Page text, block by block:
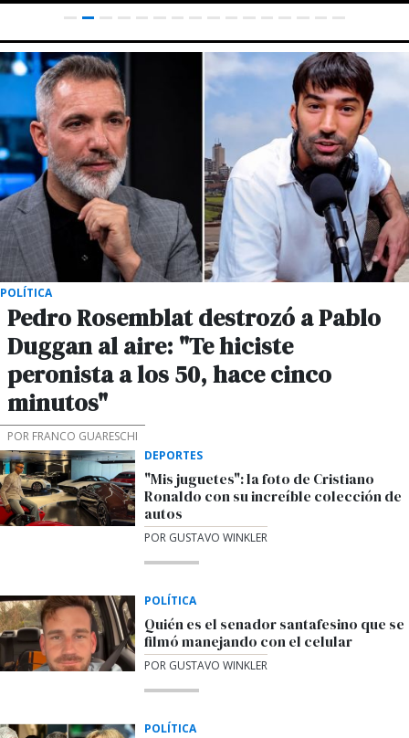
POLÍTICA
Pedro Rosemblat destrozó a Pablo
Duggan al aire: "Te hiciste
peronista a los 50, hace cinco
minutos"
POR FRANCO GUARESCHI
DEPORTES
"Mis juguetes": la foto de Cristiano
Ronaldo con su increíble colección de
autos
POR GUSTAVO WINKLER
POLÍTICA
Quién es el senador santafesino que se
filmó manejando con el celular
POR GUSTAVO WINKLER
POLÍTICA